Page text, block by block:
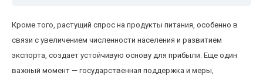
Кроме того, растущий спрос на продукты питания, особенно в
связи с увеличением численности населения и развитием
экспорта, создает устойчивую основу для прибыли. Еще один
важный момент — государственная поддержка и меры,